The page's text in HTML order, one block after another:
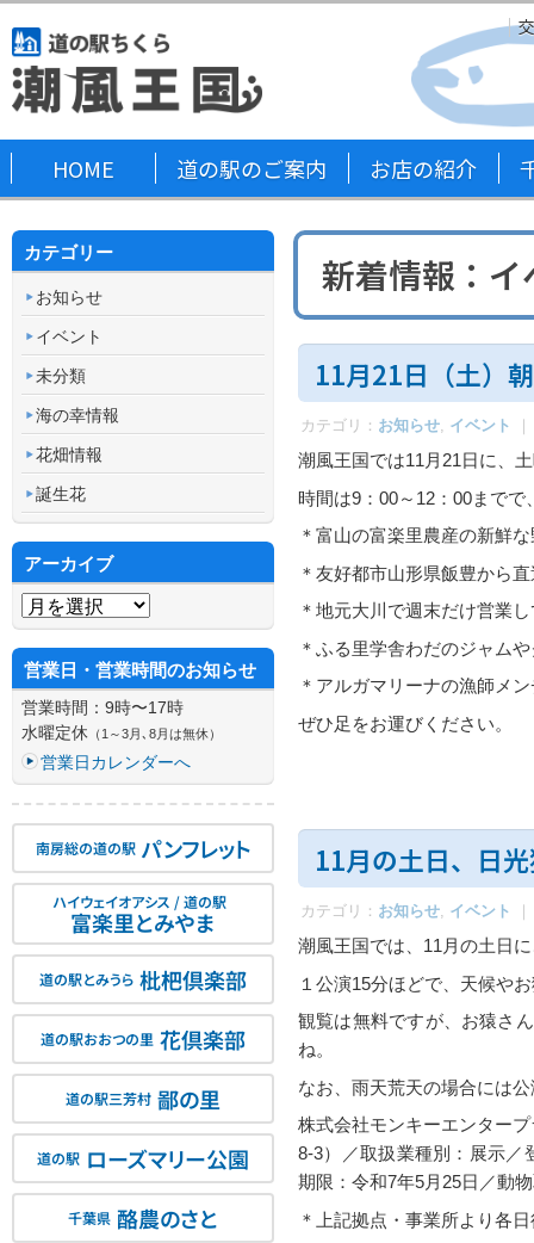
HOME 道の駅のご案内 お店の紹介
新着情報 ：
11月21日（土）
カテゴリ： お知らせ, イベント
潮風王国では11月21日に、
時間は9：00～12：00まで
＊富山の富楽里農産の新鮮
＊友好都市山形県飯豊から
＊地元大川で週末だけ営業
＊ふる里学舎わだのジャム
＊アルガマリーナの漁
ぜひ足をお運びください。
11月の土日、日
カテゴリ： お知らせ, イベント
潮風王国では、11月の土日
１公演15分ほどで、天候や
観覧は無料ですが、お猿さ
ね。
なお、雨天荒天の場合には
株式会社モンキーエンター
8-3）／取扱業種別：展示／
期限：令和7年5月25日／動
＊上記拠点・事業所より各
カテゴリー
お知らせ
イベント
未分類
海の幸情報
花畑情報
誕生花
アーカイブ
アーカイブ
営業日・営業時間のお知らせ
営業時間：9時〜17時
水曜定休 （1～3月､8月は無休）
営業日カレンダーへ
南房総の道の駅 パンフレット
ハイウェイオアシス / 道の駅
富楽里とみやま
道の駅とみうら 枇杷倶楽部
道の駅おおつの里 花倶楽部
道の駅三芳村 鄙の里
道の駅 ローズマリー公園
千葉県 酪農のさと